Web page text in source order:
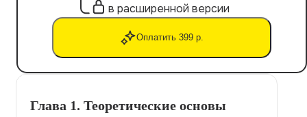
в расширенной версии
Оплатить 399 р.
Глава 1. Теоретические основы